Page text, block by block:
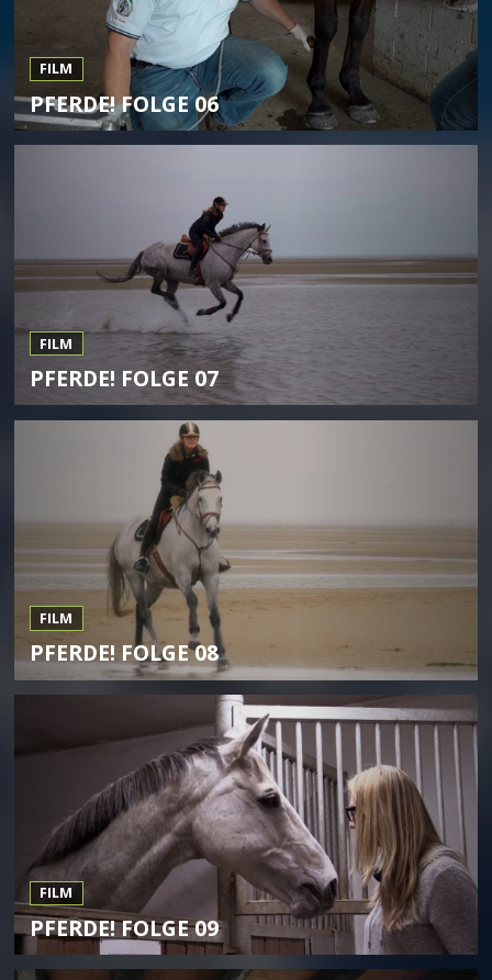
FILM
PFERDE! FOLGE 06
FILM
PFERDE! FOLGE 07
FILM
PFERDE! FOLGE 08
FILM
PFERDE! FOLGE 09